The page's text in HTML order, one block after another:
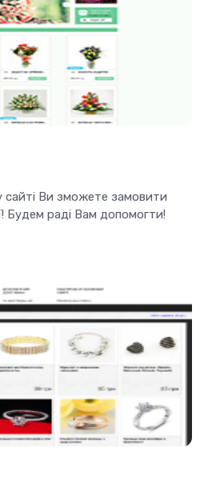
Ви зможете замовити
Будем раді Вам допомогти!